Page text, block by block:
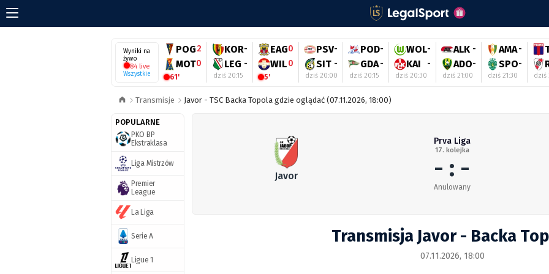
Wyniki na
żywo
84 live
Wszystkie
POG2
MOT0
61'
KOR-
LEG -
dziś 20:15
EAG0
WIL0
5'
PSV-
SIT -
dziś 20:00
POD-
GDA-
dziś 20:15
WOL-
KAI -
dziś 20:30
ALK -
ADO-
dziś 21:00
AMA-
SPO-
dziś 21:30 dziś
Transmisje Javor - TSC Backa Topola gdzie oglądać (07.11.2026, 18:00)
POPULARNE
PKO BP
Ekstraklasa
Liga Mistrzów
Premier
League
La Liga
Serie A
Ligue 1
Javor
Prva Liga
17. kolejka
- : -
Anulowany
Transmisja Javor - Backa
07.11.2026, 18:00